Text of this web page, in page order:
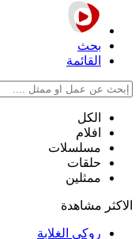
بحث
القائمة
الكل
افلام
مسلسلات
حلقات
ممثلين
الاكثر مشاهدة
روكي الغلابة